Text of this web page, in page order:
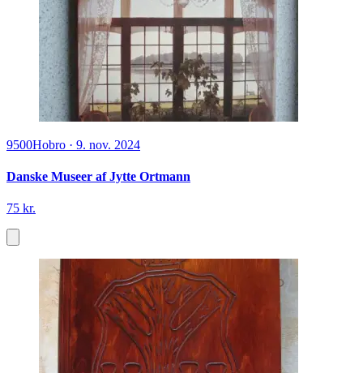
9500Hobro · 9. nov. 2024
Danske Museer af Jytte Ortmann
75 kr.